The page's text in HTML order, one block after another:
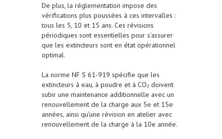
De plus, la réglementation impose des
vérifications plus poussées à ces intervalles :
tous les 5, 10 et 15 ans. Ces révisions
périodiques sont essentielles pour s’assurer
que les extincteurs sont en état opérationnel
optimal.
La norme NF S 61-919 spécifie que les
extincteurs à eau, à poudre et à CO₂ doivent
subir une maintenance additionnelle avec un
renouvellement de la charge aux 5e et 15e
années, ainsi qu’une révision en atelier avec
renouvellement de la charge à la 10e année.